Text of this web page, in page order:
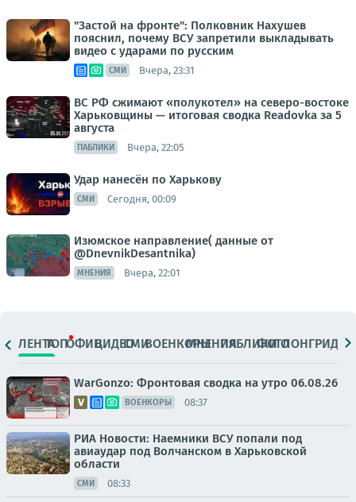
"Застой на фронте": Полковник Нахушев
пояснил, почему ВСУ запретили выкладывать
видео с ударами по русским
СМИ Вчера, 23:31
ВС РФ сжимают «полукотел» на северо-востоке
Харьковщины — итоговая сводка Readovka за 5
августа
ПАБЛИКИ Вчера, 22:05
Удар нанесён по Харькову
СМИ Сегодня, 00:09
Изюмское направление( данные от
@DnevnikDesantnika)
МНЕНИЯ Вчера, 22:01
ЛЕНТАТОПОФИЦ.ВИДЕОСМИВОЕНКОРЫМНЕНИЯПАБЛИКИ
ФОТОЛОНГРИДЫ
WarGonzo: Фронтовая сводка на утро 06.08.26
ВОЕНКОРЫ 08:37
РИА Новости: Наемники ВСУ попали под
авиаудар под Волчанском в Харьковской
области
СМИ 08:33